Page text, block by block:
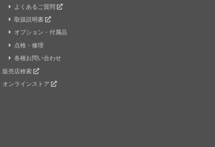
よくあるご質問
取扱説明書
オプション・付属品
点検・修理
各種お問い合わせ
販売店検索
オンラインストア